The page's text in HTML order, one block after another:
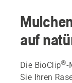
auf
Die BioClip®-
Sie Ihren